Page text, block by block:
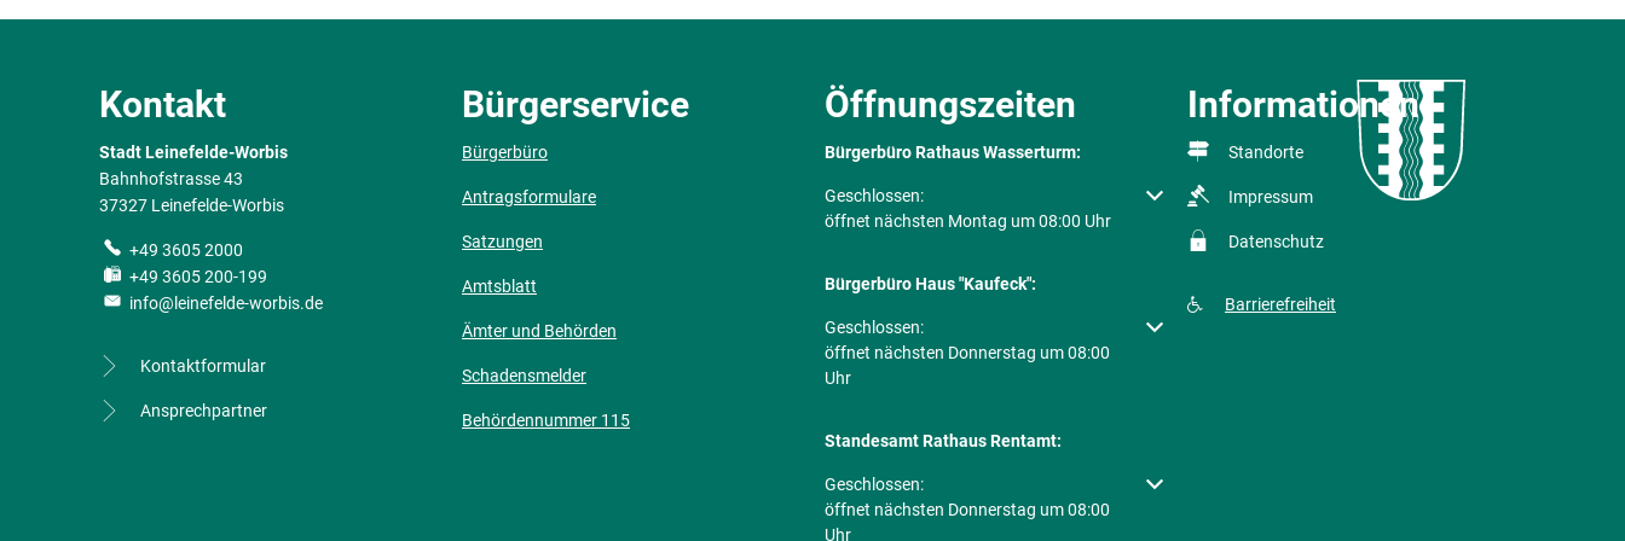
Kontakt
Stadt Leinefelde-Worbis
Bahnhofstrasse 43
37327 Leinefelde-Worbis
+49 3605 2000
+49 3605 200-199
info@leinefelde-worbis.de
Kontaktformular
Ansprechpartner
Bürgerservice
Bürgerbüro
Antragsformulare
Satzungen
Amtsblatt
Ämter und Behörden
Schadensmelder
Behördennummer 115
Öffnungszeiten
Bürgerbüro Rathaus Wasserturm:
Klicken, um weitere Öffnungs- oder Schließzeiten auszublenden
Geschlossen:
öffnet nächsten Montag um 08:00 Uhr
Bürgerbüro Haus "Kaufeck":
Klicken, um weitere Öffnungs- oder Schließzeiten auszublenden
Geschlossen:
öffnet nächsten Donnerstag um 08:00
Uhr
Standesamt Rathaus Rentamt:
Klicken, um weitere Öffnungs- oder Schließzeiten auszublenden
Geschlossen:
öffnet nächsten Donnerstag um 08:00
Uhr
Informationen
Standorte
Impressum
Datenschutz
Barrierefreiheit